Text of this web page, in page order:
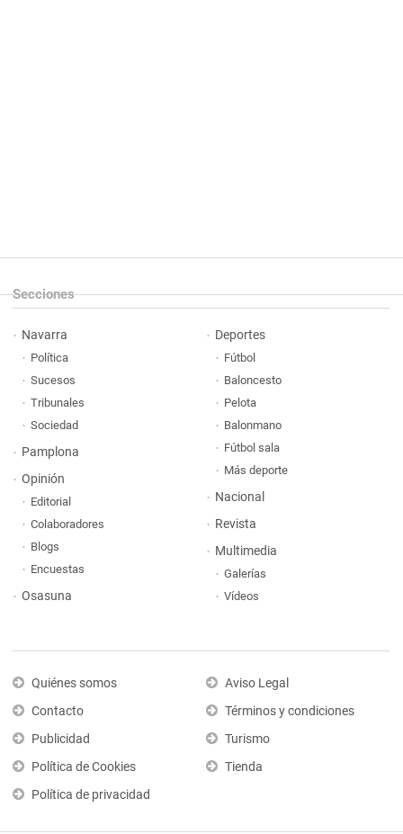
Secciones
Navarra
Política
Sucesos
Tribunales
Sociedad
Pamplona
Opinión
Editorial
Colaboradores
Blogs
Encuestas
Osasuna
Deportes
Fútbol
Baloncesto
Pelota
Balonmano
Fútbol sala
Más deporte
Nacional
Revista
Multimedia
Galerías
Vídeos
Quiénes somos
Contacto
Publicidad
Política de Cookies
Política de privacidad
Aviso Legal
Términos y condiciones
Turismo
Tienda